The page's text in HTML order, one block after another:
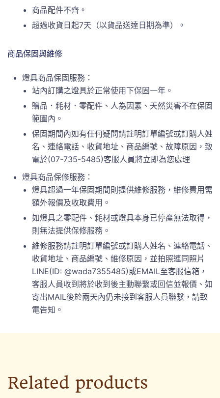
商品配件不齊。
超過收貨日起7天（以貨品送達日期為準）。
商品保固與維修
燈具商品保固服務：
站內訂購之燈具於正常使用下保固一年。
贈品．耗材．零配件、人為因素、天然災害不在保固
範圍內。
保固期間內如有任何疑問請註明訂單編號或訂購人姓
名、連絡電話、收貨地址、商品編號、故障原因，致
電於(07-735-5485)客服人員將立即為您處理
燈具商品保修服務：
燈具超過一年保固期間則提供維修服務，維修費用需
額外報價及收取費用。
如燈具之零配件、耗材或燈具本身已停產無法取得，
則無法提供保修服務。
維修服務請註明訂單編號或訂購人姓名、連絡電話、
收貨地址、商品編號、維修原因，並拍照連同照片
LINE(ID: @wada7355485)或EMAIL至客服信箱，
客服人員收到將於收到後主動聯繫或回信並報價、如
寄出MAIL後於兩天內仍未接到客服人員聯繫，請致
電告知。
Related products